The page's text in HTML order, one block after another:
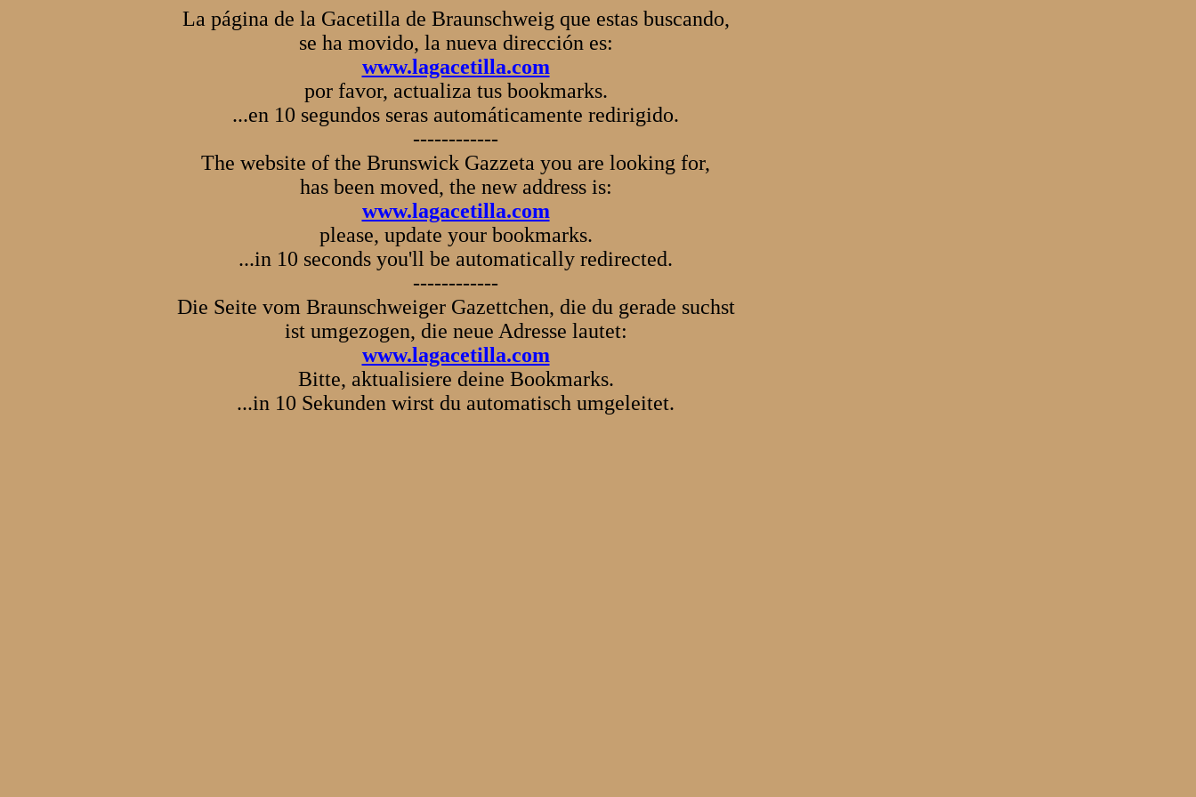
La página de la Gacetilla de Braunschweig que estas buscando,
se ha movido, la nueva dirección es:
www.lagacetilla.com
por favor, actualiza tus bookmarks.
...en 10 segundos seras automáticamente redirigido.
------------
The website of the Brunswick Gazzeta you are looking for,
has been moved, the new address is:
www.lagacetilla.com
please, update your bookmarks.
...in 10 seconds you'll be automatically redirected.
------------
Die Seite vom Braunschweiger Gazettchen, die du gerade suchst
ist umgezogen, die neue Adresse lautet:
www.lagacetilla.com
Bitte, aktualisiere deine Bookmarks.
...in 10 Sekunden wirst du automatisch umgeleitet.